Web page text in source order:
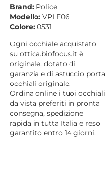
Brand: Police
Modello: VPLF06
Colore: 0531
Ogni occhiale acquistato
su ottica.biofocus.it è
originale, dotato di
garanzia e di astuccio porta
occhiali originale.
Ordina online i tuoi occhiali
da vista preferiti in pronta
consegna, spedizione
rapida in tutta Italia e reso
garantito entro 14 giorni.